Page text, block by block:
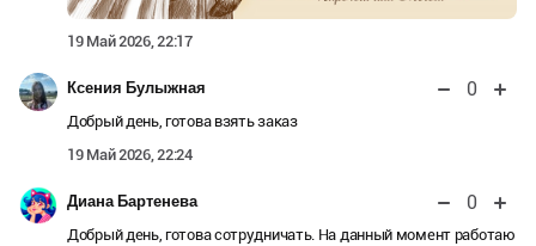
19 Май 2026, 22:17
Ксения Булыжная 0
Добрый день, готова взять заказ
19 Май 2026, 22:24
Диана Бартенева 0
Добрый день, готова сотрудничать. На данный момент работаю